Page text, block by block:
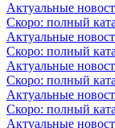
Актуальные
Скоро: полный
Актуальные
Скоро: полный
Актуальные
Скоро: полный
Актуальные
Скоро: полный
Актуальные